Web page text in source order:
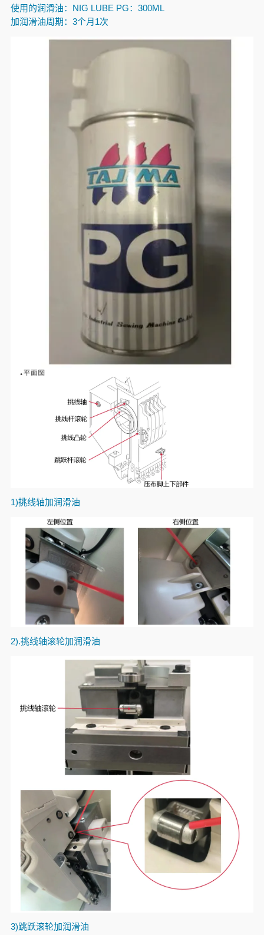
使用的润滑油： NIG LUBE PG： 300ML
加润滑油周期：3个月1次
1)挑线轴加润滑油
2).挑线轴滚轮加润滑油
3)跳跃滚轮加润滑油